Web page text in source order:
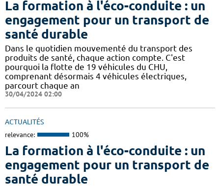
La formation à l'éco-conduite : un
engagement pour un transport de
santé durable
Dans le quotidien mouvementé du transport des
produits de santé, chaque action compte. C'est
pourquoi la flotte de 19 véhicules du CHU,
comprenant désormais 4 véhicules électriques,
parcourt chaque an
30/04/2024 02:00
ACTUALITÉS
relevance: 100%
La formation à l'éco-conduite : un
engagement pour un transport de
santé durable